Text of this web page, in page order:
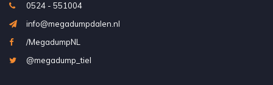
0524 - 551004
info@megadumpdalen.nl
/MegadumpNL
@megadump_tiel